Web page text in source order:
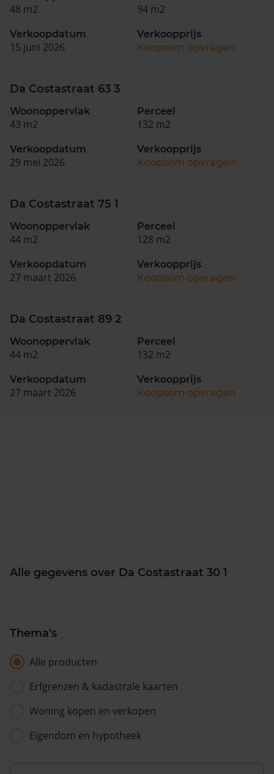
48 m2 94 m2
Verkoopdatum
15 juni 2026
Verkoopprijs
Koopsom opvragen
Da Costastraat 63 3
Woonoppervlak
43 m2
Perceel
132 m2
Verkoopdatum
29 mei 2026
Verkoopprijs
Koopsom opvragen
Da Costastraat 75 1
Woonoppervlak
44 m2
Perceel
128 m2
Verkoopdatum
27 maart 2026
Verkoopprijs
Koopsom opvragen
Da Costastraat 89 2
Woonoppervlak
44 m2
Perceel
132 m2
Verkoopdatum
27 maart 2026
Verkoopprijs
Koopsom opvragen
Alle gegevens over Da Costastraat 30 1
Thema's
Alle producten
Erfgrenzen & kadastrale kaarten
Woning kopen en verkopen
Eigendom en hypotheek